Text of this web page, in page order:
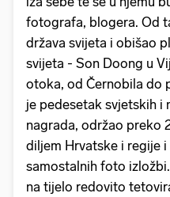
fotografa, blogera. Od
država svijeta i obišao
svijeta - Son Doong u
otoka, od Černobila do
je pedesetak svjetskih
nagrada, održao preko
diljem Hrvatske i regije
samostalnih foto
na tijelo redovito